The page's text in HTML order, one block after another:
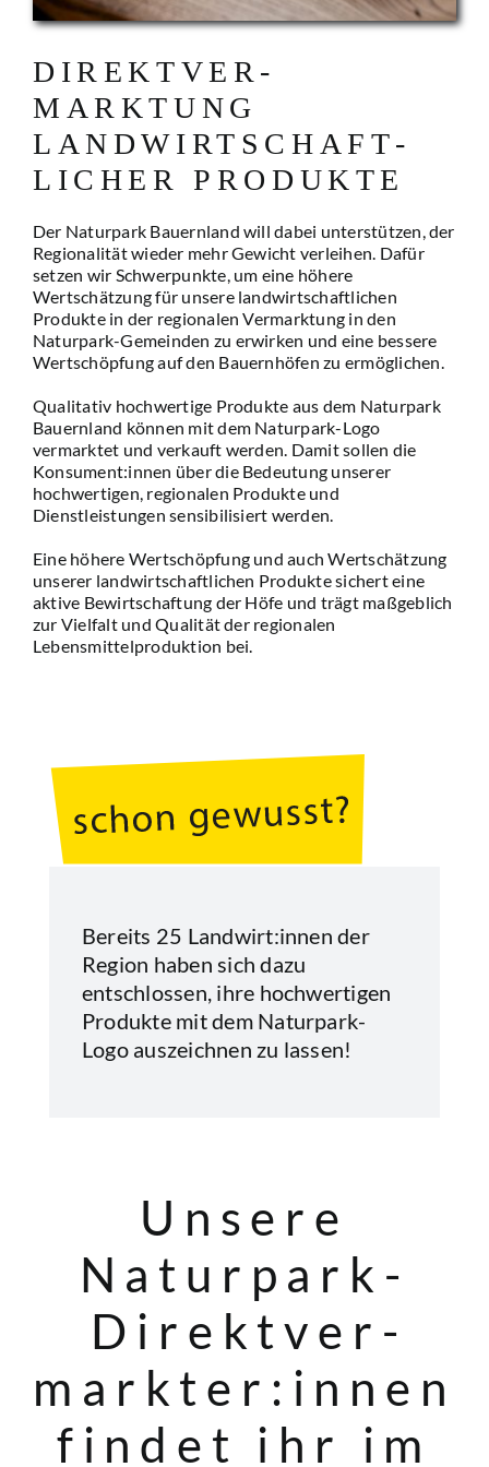
DIREKT­­VER­
MARKTUNG
LANDWIRTSCHAFT­­­­
LICHER PRODUKTE
Der Naturpark Bauernland will dabei unterstützen, der
Regionalität wieder mehr Gewicht verleihen. Dafür
setzen wir Schwerpunkte, um eine höhere
Wertschätzung für unsere landwirtschaftlichen
Produkte in der regionalen Vermarktung in den
Naturpark-Gemeinden zu erwirken und eine bessere
Wertschöpfung auf den Bauernhöfen zu ermöglichen.
Qualitativ hochwertige Produkte aus dem Naturpark
Bauernland können mit dem Naturpark-Logo
vermarktet und verkauft werden. Damit sollen die
Konsument:innen über die Bedeutung unserer
hochwertigen, regionalen Produkte und
Dienstleistungen sensibilisiert werden.
Eine höhere Wertschöpfung und auch Wertschätzung
unserer landwirtschaftlichen Produkte sichert eine
aktive Bewirtschaftung der Höfe und trägt maßgeblich
zur Vielfalt und Qualität der regionalen
Lebensmittelproduktion bei.
Bereits 25 Landwirt:innen der
Region haben sich dazu
entschlossen, ihre hochwertigen
Produkte mit dem Naturpark-
Logo auszeichnen zu lassen!
Unsere
Naturpark-
Direktver­
markter:innen
findet ihr im